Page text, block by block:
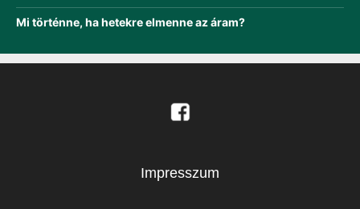
Mi történne, ha hetekre elmenne az áram?
Impresszum